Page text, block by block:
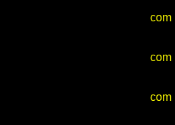
com
com
com